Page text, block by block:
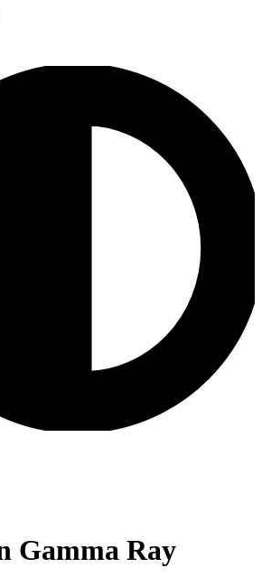
Gamma Ray